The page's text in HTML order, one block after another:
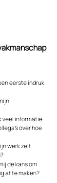
eerste indruk
veel informatie
over hoe
werk zelf
de kans om
af te maken?